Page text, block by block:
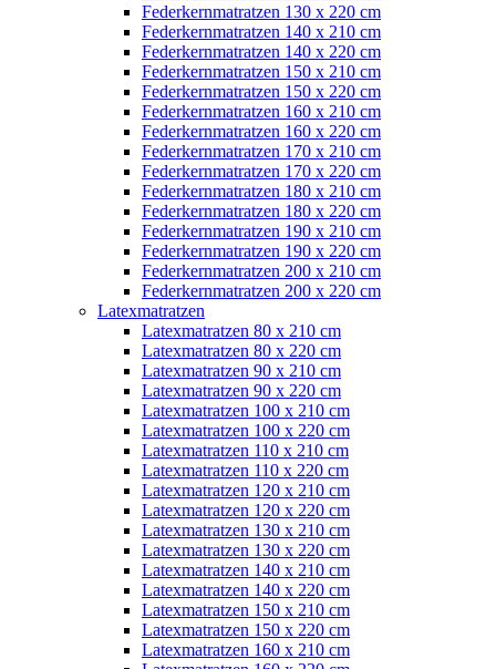
Federkernmatratzen 130 x 220 cm
Federkernmatratzen 140 x 210 cm
Federkernmatratzen 140 x 220 cm
Federkernmatratzen 150 x 210 cm
Federkernmatratzen 150 x 220 cm
Federkernmatratzen 160 x 210 cm
Federkernmatratzen 160 x 220 cm
Federkernmatratzen 170 x 210 cm
Federkernmatratzen 170 x 220 cm
Federkernmatratzen 180 x 210 cm
Federkernmatratzen 180 x 220 cm
Federkernmatratzen 190 x 210 cm
Federkernmatratzen 190 x 220 cm
Federkernmatratzen 200 x 210 cm
Federkernmatratzen 200 x 220 cm
Latexmatratzen
Latexmatratzen 80 x 210 cm
Latexmatratzen 80 x 220 cm
Latexmatratzen 90 x 210 cm
Latexmatratzen 90 x 220 cm
Latexmatratzen 100 x 210 cm
Latexmatratzen 100 x 220 cm
Latexmatratzen 110 x 210 cm
Latexmatratzen 110 x 220 cm
Latexmatratzen 120 x 210 cm
Latexmatratzen 120 x 220 cm
Latexmatratzen 130 x 210 cm
Latexmatratzen 130 x 220 cm
Latexmatratzen 140 x 210 cm
Latexmatratzen 140 x 220 cm
Latexmatratzen 150 x 210 cm
Latexmatratzen 150 x 220 cm
Latexmatratzen 160 x 210 cm